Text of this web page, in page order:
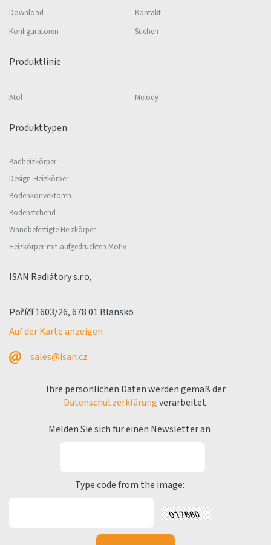
Download
Kontakt
Konfiguratoren
Suchen
Produktlinie
Atol Melody
Produkttypen
Badheizkörper
Design-Heizkörper
Bodenkonvektoren
Bodenstehend
Wandbefestigte Heizkörper
Heizkörper-mit-aufgedruckten Motiv
ISAN Radiátory s.r.o,
Poříčí 1603/26, 678 01 Blansko
Auf der Karte anzeigen
sales@isan.cz
Ihre persönlichen Daten werden gemäß der
Datenschutzerklärungverarbeitet.
Melden Sie sich für einen Newsletter an
Type code from the image: